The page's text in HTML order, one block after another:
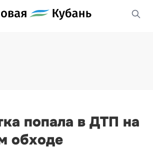
попала в ДТП на
обходе